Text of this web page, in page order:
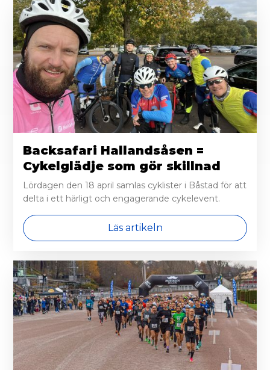
Backsafari Hallandsåsen =
Cykelglädje som gör skillnad
Lördagen den 18 april samlas cyklister i Båstad för att
delta i ett härligt och engagerande cykelevent.
Läs artikeln